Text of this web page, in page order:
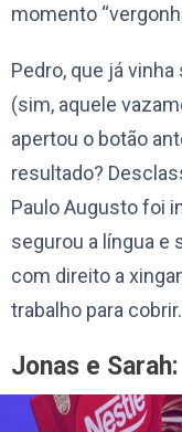
momento
Pedro, que já
(sim, aquele
apertou o botão
resultado?
Paulo Augusto foi
segurou a língua e
com direito a
trabalho para
Jonas e